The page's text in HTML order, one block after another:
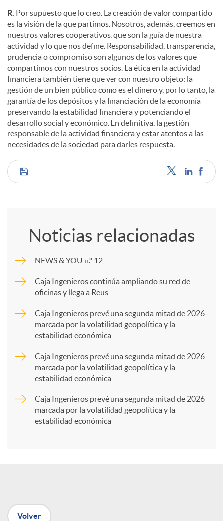
R. Por supuesto que lo creo. La creación de valor compartido
es la visión de la que partimos. Nosotros, además, creemos en
nuestros valores cooperativos, que son la guía de nuestra
actividad y lo que nos define. Responsabilidad, transparencia,
prudencia o compromiso son algunos de los valores que
compartimos con nuestros socios. La ética en la actividad
financiera también tiene que ver con nuestro objeto: la
gestión de un bien público como es el dinero y, por lo tanto, la
garantía de los depósitos y la financiación de la economía
preservando la estabilidad financiera y potenciando el
desarrollo social y económico. En definitiva, la gestión
responsable de la actividad financiera y estar atentos a las
necesidades de la sociedad para darles respuesta.
C
m
p
a
n
Noticias relacionadas
NEWS & YOU n.º 12
Caja Ingenieros continúa ampliando su red de
oficinas y llega a Reus
Caja Ingenieros prevé una segunda mitad de 2026
marcada por la volatilidad geopolítica y la
estabilidad económica
Caja Ingenieros prevé una segunda mitad de 2026
marcada por la volatilidad geopolítica y la
estabilidad económica
Caja Ingenieros prevé una segunda mitad de 2026
marcada por la volatilidad geopolítica y la
estabilidad económica
Volver